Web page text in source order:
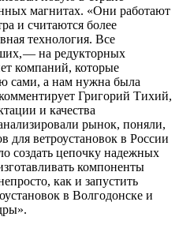
магнитах. «Они работают
и считаются более
технология. Все
— ​на редукторных
компаний, которые
сами, а нам нужна была
Григорий Тихий,
и качества
рынок, поняли,
для ветроустановок в России
создать цепочку надежных
компоненты
как и запустить
в Волгодонске и